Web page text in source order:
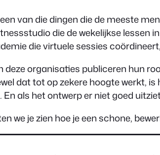
van die dingen die de meeste
die de wekelijkse lessen
die virtuele sessies
deze organisaties publiceren hun
dat tot op zekere hoogte werkt,
En als het ontwerp er niet goed
we je zien hoe je een schone,